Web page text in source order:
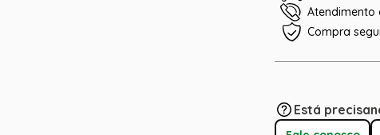
Atendimento
Compra
Está